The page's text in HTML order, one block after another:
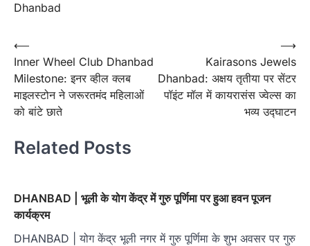
Dhanbad
Post
navigation
⟵
Inner Wheel Club Dhanbad
Milestone: इनर व्हील क्लब
माइलस्टोन ने जरूरतमंद महिलाओं
को बांटे छाते
Kairasons Jewels
Dhanbad: अक्षय तृतीया पर सेंटर
पॉइंट मॉल में कायरासंस ज्वेल्स का
भव्य उद्घाटन
⟶
Related Posts
DHANBAD | भूली के योग केंद्र में गुरु पूर्णिमा पर हुआ हवन पूजन
कार्यक्रम
DHANBAD | योग केंद्र भूली नगर में गुरु पूर्णिमा के शुभ अवसर पर गुरु